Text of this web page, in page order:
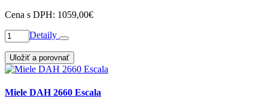
Cena s DPH: 1059,00€
Detaily
Uložiť a porovnať
Miele DAH 2660 Escala